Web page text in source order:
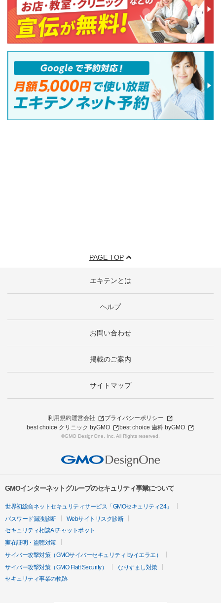
PAGE TOP
エキテンとは
ヘルプ
お問い合わせ
掲載のご案内
サイトマップ
利用規約運営会社
プライバシーポリシー
best choice クリニック byGMO
best choice 歯科 byGMO
©GMO DesignOne, Inc. All Rights reserved.
GMOインターネットグループのセキュリティ事業について
世界初総合ネットセキュリティサービス「GMOセキュリティ24」
パスワード漏洩診断
Webサイトリスク診断
セキュリティ相談AIチャットボット
実在証明・盗聴対策
サイバー攻撃対策（GMOサイバーセキュリティ byイエラエ）
サイバー攻撃対策（GMO Flatt Security）
なりすまし対策
セキュリティ事業の軌跡